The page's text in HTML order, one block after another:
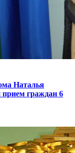
Наталья
граждан 6